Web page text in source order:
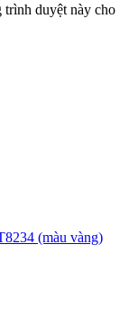
trình duyệt này cho